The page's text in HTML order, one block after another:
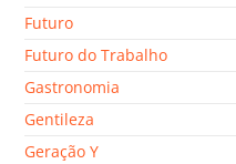
Futuro
Futuro do Trabalho
Gastronomia
Gentileza
Geração Y